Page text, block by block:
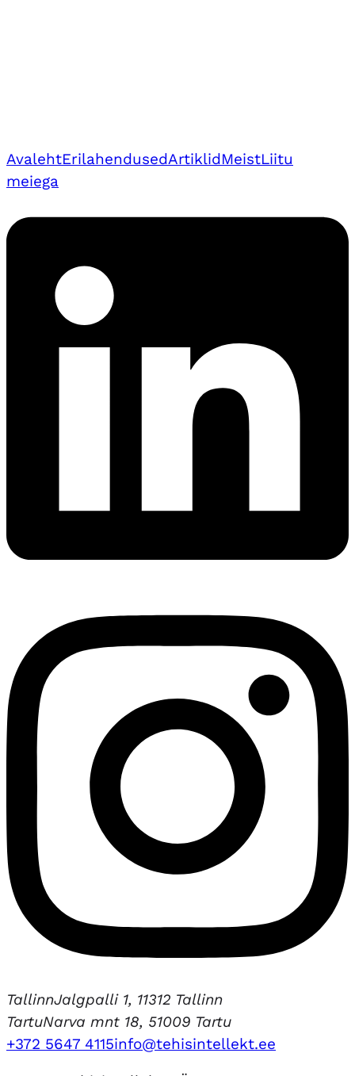
AvalehtErilahendusedArtiklidMeistLiitu
meiega
TallinnJalgpalli 1, 11312 Tallinn
TartuNarva mnt 18, 51009 Tartu
+372 5647 4115info@tehisintellekt.ee